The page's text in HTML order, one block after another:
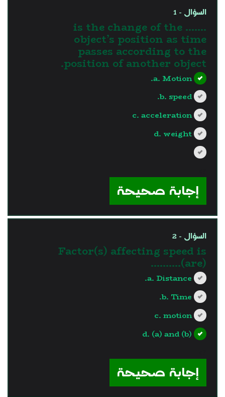
السؤال - 1
……. is the change of the
object’s position as time
passes according to the
position of another object.
a. Motion.
b. speed.
c. acceleration
d. weight
إجابة صحيحة
السؤال - 2
Factor(s) affecting speed is
(are)..........
a. Distance.
b. Time.
c. motion
d. (a) and (b)
إجابة صحيحة